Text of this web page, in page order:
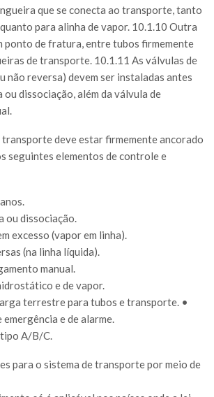
que se conecta ao transporte, tanto
para alinha de vapor. 10.1.10 Outra
ponto de fratura, entre tubos firmemente
de transporte. 10.1.11 As válvulas de
não reversa) devem ser instaladas antes
dissociação, além da válvula de
deve estar firmemente ancorado
seguintes elementos de controle e
ou dissociação.
excesso (vapor em linha).
(na linha líquida).
manual.
e de vapor.
terrestre para tubos e transporte. •
e de alarme.
A/B/C.
para o sistema de transporte por meio de